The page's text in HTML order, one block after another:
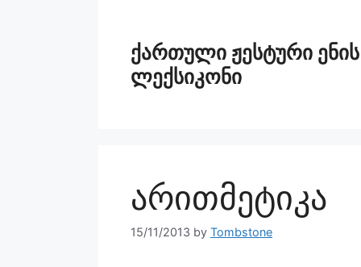
ქართული ჟესტური ენის
ლექსიკონი
არითმეტიკა
15/11/2013 by Tombstone